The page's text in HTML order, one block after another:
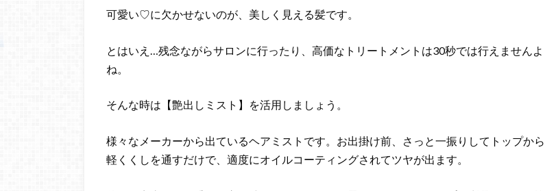
可愛い♡に欠かせないのが、美しく見える髪です。
とはいえ…残念ながらサロンに行ったり、高価なトリートメントは30秒では行えませんよ
ね。
そんな時は【艶出しミスト】を活用しましょう。
様々なメーカーから出ているヘアミストです。お出掛け前、さっと一振りしてトップから
軽くくしを通すだけで、適度にオイルコーティングされてツヤが出ます。